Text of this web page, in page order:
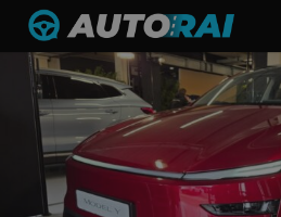
Autonieuws
Podcast
Autotests
Automerken